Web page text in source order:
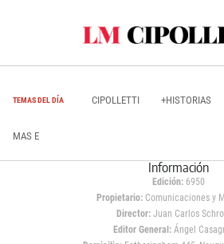
TEMAS DEL DÍA CIPOLLETTI +HISTORIAS
MAS E
Información
Edición: 6950
Propietario:Comunicaciones y
Director: Juan Carlos
Editor General:Ángel